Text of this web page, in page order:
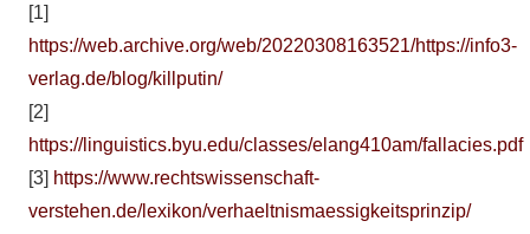
[1]
https://web.archive.org/web/20220308163521/https://info3-
verlag.de/blog/killputin/
[2]
https://linguistics.byu.edu/classes/elang410am/fallacies.pdf
[3] https://www.rechtswissenschaft-
verstehen.de/lexikon/verhaeltnismaessigkeitsprinzip/